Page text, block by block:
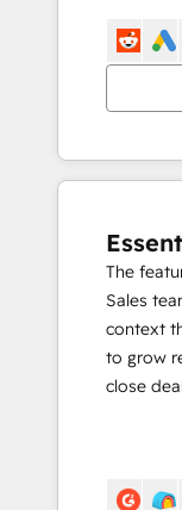
The
Sales
context
to grow
close